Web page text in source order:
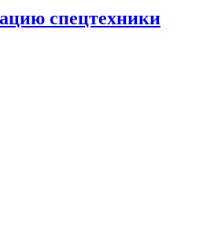
спецтехники